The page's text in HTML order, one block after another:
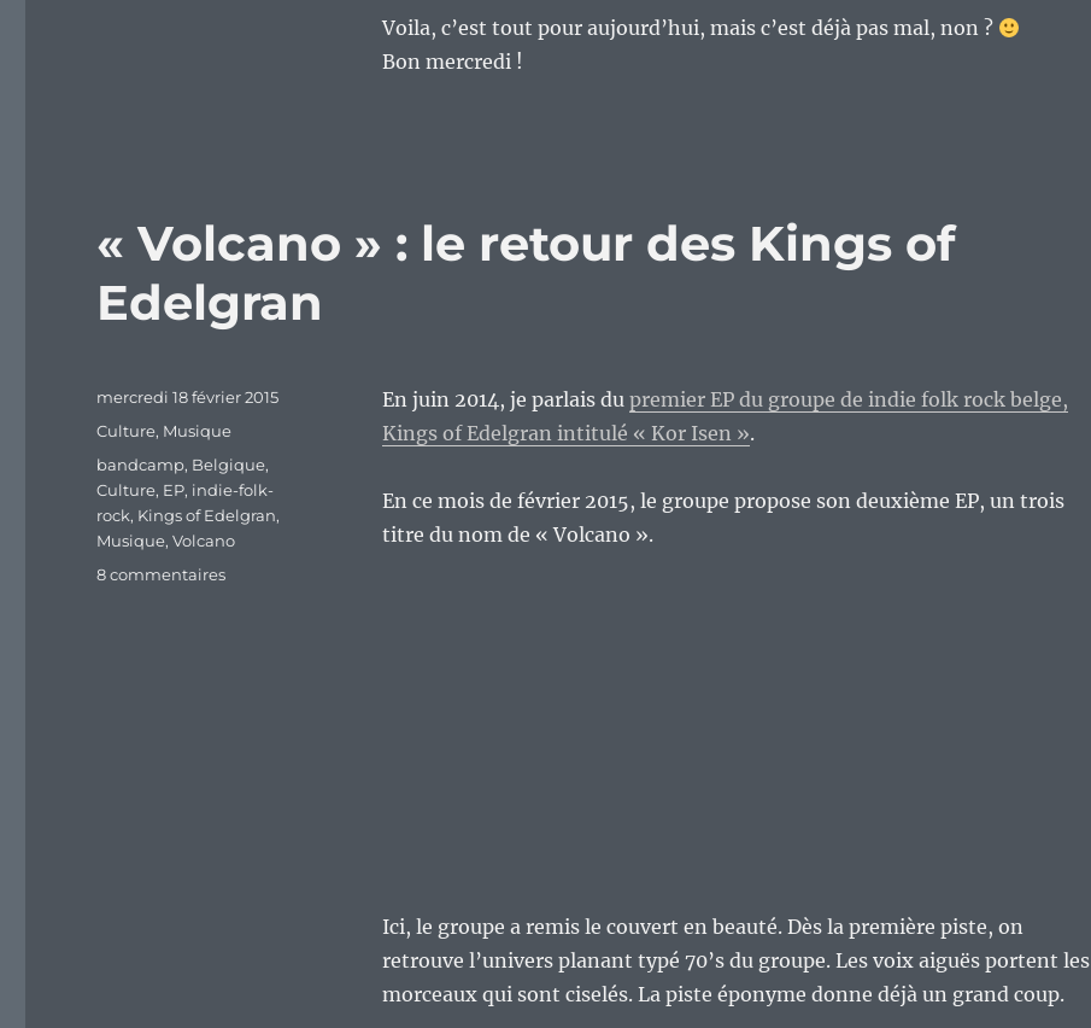
Voila, c’est tout pour aujourd’hui, mais c’est déjà pas mal, non ?
Bon mercredi !
« Volcano » : le retour des Kings of
Edelgran
En juin 2014, je parlais du premier EP du groupe de indie folk rock belge,
Kings of Edelgran intitulé « Kor Isen ».
En ce mois de février 2015, le groupe propose son deuxième EP, un trois
titre du nom de « Volcano ».
Ici, le groupe a remis le couvert en beauté. Dès la première piste, on
retrouve l’univers planant typé 70’s du groupe. Les voix aiguës portent les
morceaux qui sont ciselés. La piste éponyme donne déjà un grand coup.
Publié
mercredi 18 février 2015
Catégories
Culture, Musique
Étiquettes
bandcamp, Belgique,
Culture, EP, indie-folk-
rock, Kings of Edelgran,
Musique,Volcano
8 commentairessur